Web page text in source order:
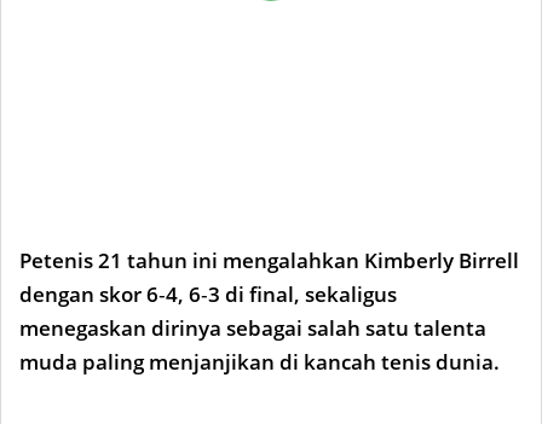
Petenis 21 tahun ini mengalahkan Kimberly Birrell
dengan skor 6‑4, 6‑3 di final, sekaligus
menegaskan dirinya sebagai salah satu talenta
muda paling menjanjikan di kancah tenis dunia.